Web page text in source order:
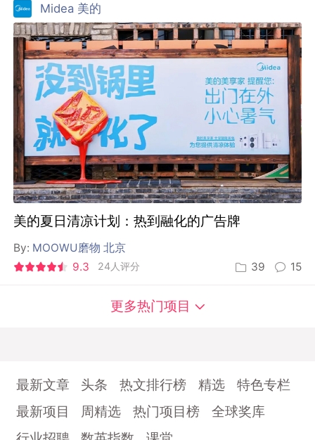
Midea 美的
美的夏日清凉计划：热到融化的广告牌
By: MOOWU磨物 北京
9.3
24人评分 39 15
更多热门项目
最新文章 头条 热文排行榜 精选
特色专栏
最新项目
周精选 热门项目榜
全球奖库